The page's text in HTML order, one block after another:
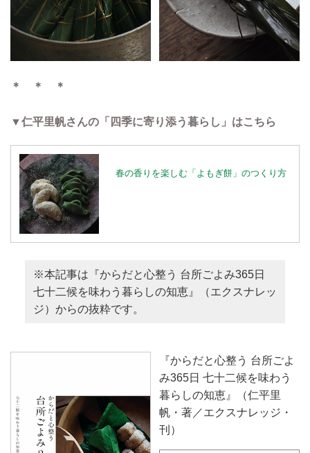
＊ ＊ ＊
▼仁平里帆さんの「四季に寄り添う暮らし」はこちら
春の香りを楽しむ「よもぎ餅」のつくり方
※本記事は『からだと心整う 台所ごよみ365日
七十二候を味わう暮らしの知恵』（エクスナレッ
ジ）からの抜粋です。
『からだと心整う 台所ごよ
み365日 七十二候を味わう
暮らしの知恵』（仁平里
帆・著／エクスナレッジ・
刊）